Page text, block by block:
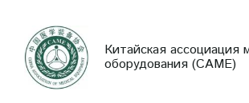
Китайская ассоциация
оборудования (CAME)